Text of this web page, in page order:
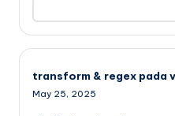
transform & regex pada
May 25, 2025